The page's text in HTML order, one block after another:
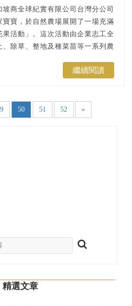
商全球紀實有限公司台灣分公司
寶寶，於自然農場展開了一場充滿
活動」。這次活動由企業志工全
除草、整地及種菜苗等一系列農
對食農教育的認識。...繼續閱讀
50 51 52 »
精選文章